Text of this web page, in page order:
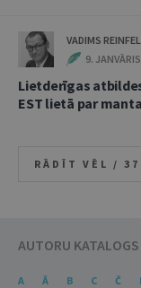
VADIMS
9.
Lietderīgas
EST lietā par
RĀDĪT VĒL /
AUTORU KATALOGS
A Ā B C Č